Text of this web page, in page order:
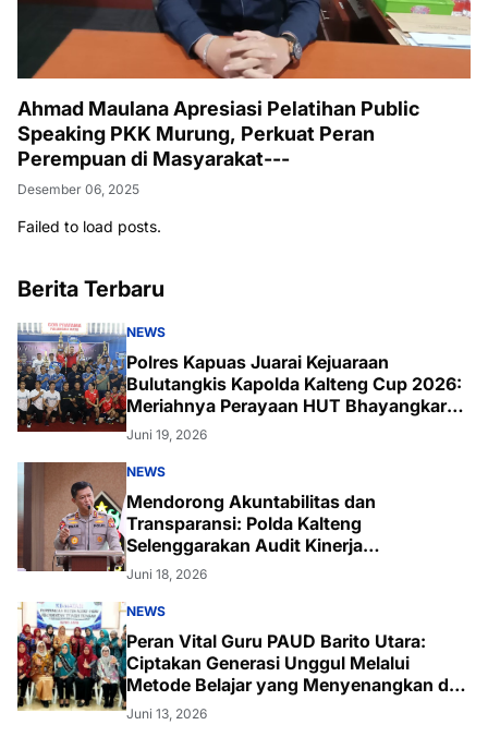
Ahmad Maulana Apresiasi Pelatihan Public
Speaking PKK Murung, Perkuat Peran
Perempuan di Masyarakat---
Desember 06, 2025
Failed to load posts.
Berita Terbaru
NEWS
Polres Kapuas Juarai Kejuaraan
Bulutangkis Kapolda Kalteng Cup 2026:
Meriahnya Perayaan HUT Bhayangkara
ke-80 di Palangka Raya
Juni 19, 2026
NEWS
Mendorong Akuntabilitas dan
Transparansi: Polda Kalteng
Selenggarakan Audit Kinerja
Komprehensif Bersama Itwasum Polri
Juni 18, 2026
NEWS
Peran Vital Guru PAUD Barito Utara:
Ciptakan Generasi Unggul Melalui
Metode Belajar yang Menyenangkan dan
Inovatif
Juni 13, 2026